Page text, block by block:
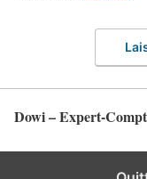
Dowi – Expert-